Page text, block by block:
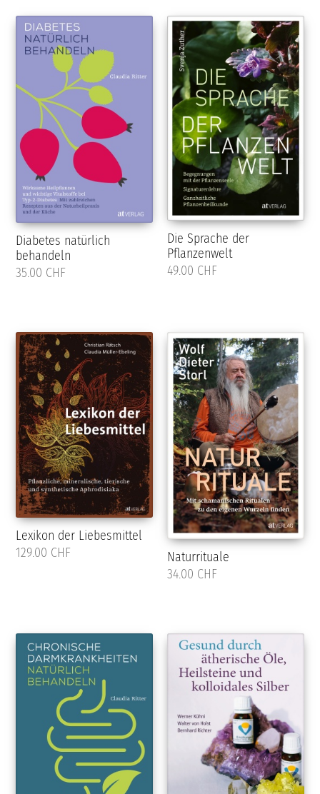
Diabetes natürlich
behandeln
35.00 CHF
Die Sprache der
Pflanzenwelt
49.00 CHF
Lexikon der Liebesmittel
129.00 CHF
Naturrituale
34.00 CHF